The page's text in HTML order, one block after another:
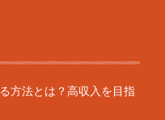
方法とは？高収入を目指